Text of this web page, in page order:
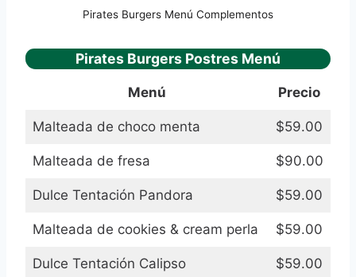
Pirates Burgers Menú Complementos
Pirates Burgers Postres Menú
Menú Precio
Malteada de choco menta $59.00
Malteada de fresa $90.00
Dulce Tentación Pandora $59.00
Malteada de cookies & cream perla $59.00
Dulce Tentación Calipso $59.00